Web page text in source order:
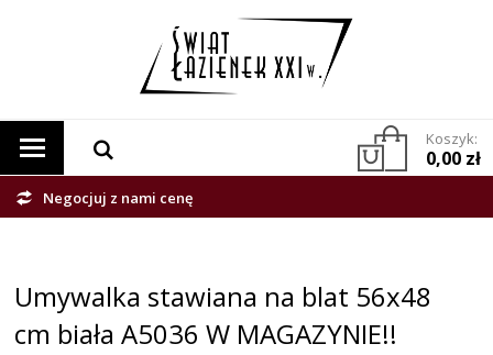
Koszyk:
0,00 zł
Negocjuj z nami cenę
Umywalka stawiana na blat 56x48
cm biała A5036 W MAGAZYNIE!!